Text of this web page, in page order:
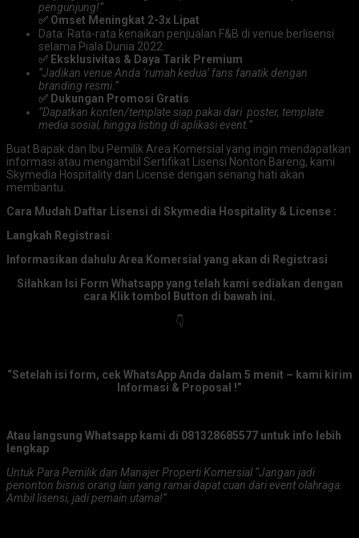
pengunjung!”
✅ Omset Meningkat 2-3x Lipat
Data: Rata-rata kenaikan penjualan F&B di venue berlisensi
selama Piala Dunia 2022.
✅ Eksklusivitas & Daya Tarik Premium
“Jadikan venue Anda ‘rumah kedua’ fans fanatik dengan
branding resmi.”
✅ Dukungan Promosi Gratis
“Dapatkan konten/template siap pakai dari poster, template
media sosial, hingga listing di aplikasi event.”
Buat Bapak dan Ibu Pemilik Area Komersial yang ingin mendapatkan
informasi atau mengambil Sertifikat Lisensi Nonton Bareng, kami
Skymedia Hospitality dan License dengan senang hati akan
membantu.
Cara Mudah Daftar Lisensi di Skymedia Hospitality & License :
Langkah Registrasi:
Informasikan dahulu Area Komersial yang akan di Registrasi
Silahkan Isi Form Whatsapp yang telah kami sediakan dengan
cara Klik tombol Button di bawah ini.
👇
“Setelah isi form, cek WhatsApp Anda dalam 5 menit – kami kirim
Informasi & Proposal !”
Atau langsung Whatsapp kami di 081328685577 untuk info lebih
lengkap
Untuk Para Pemilik dan Manajer Properti Komersial “Jangan jadi
penonton bisnis orang lain yang ramai dapat cuan dari event olahraga.
Ambil lisensi, jadi pemain utama!”